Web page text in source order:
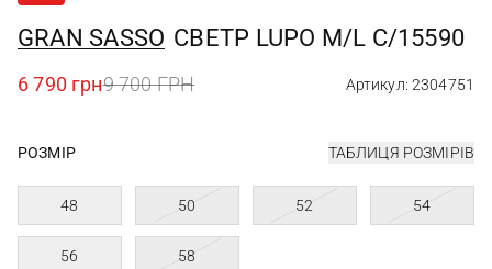
GRAN SASSO СВЕТР LUPO M/L C/15590
6 790 грн9 700 ГРН Артикул: 2304751
РОЗМІР ТАБЛИЦЯ РОЗМІРІВ
48 50 52 54
56 58